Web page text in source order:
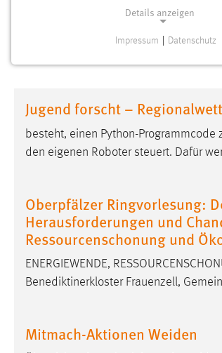
Jugend forscht –
besteht, einen Python-
den eigenen Roboter steuert. Dafür
Oberpfälzer Ringvorlesung:
Herausforderungen und
Ressourcenschonung und
ENERGIEWENDE,
Benediktinerkloster Frauenzell,
Mitmach-Aktionen Weiden
Details anzeigen
Website erforderlich.
Einverständnis
Zweck:
Dieser Cookie speichert die
ausgewählten
des Benutzers
Zweck:
Impressum Datenschutz